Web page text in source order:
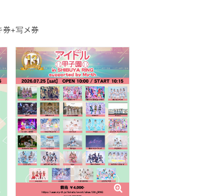
券+写メ券